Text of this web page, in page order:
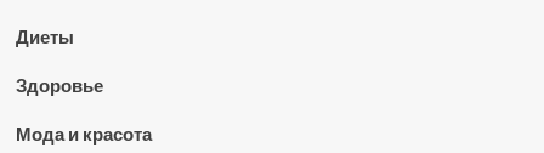
Диеты
Здоровье
Мода и красота